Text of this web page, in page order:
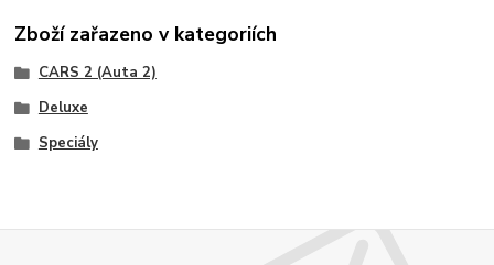
Zboží zařazeno v kategoriích
CARS 2 (Auta 2)
Deluxe
Speciály